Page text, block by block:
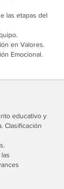
las etapas del
en Valores.
Emocional.
educativo y
Clasificación